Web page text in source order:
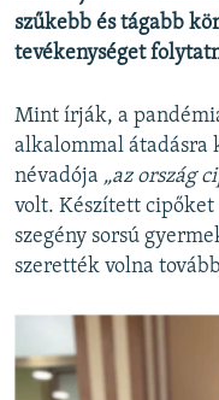
Valamennyi RFE/
szűkebb és tágabb
tevékenységet
Mint írják, a
alkalommal átadásra
névadója „az ország
volt. Készített
szegény sorsú
szerették volna